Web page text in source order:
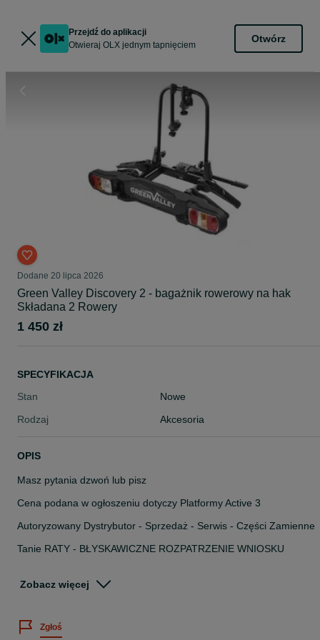
Przejdź do aplikacji
Otwieraj OLX jednym tapnięciem
Otwórz
Dodane 20 lipca 2026
Green Valley Discovery 2 - bagażnik rowerowy na hak
Składana 2 Rowery
1 450 zł
SPECYFIKACJA
Stan
Nowe
Rodzaj
Akcesoria
OPIS
Masz pytania dzwoń lub pisz
Cena podana w ogłoszeniu dotyczy Platformy Active 3
Autoryzowany Dystrybutor - Sprzedaż - Serwis - Części Zamienne
Tanie RATY - BŁYSKAWICZNE ROZPATRZENIE WNIOSKU
Zobacz więcej
Zgłoś